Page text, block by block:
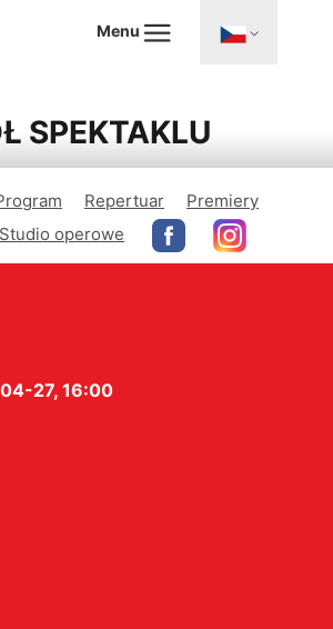
Menu
SPEKTAKLU
Repertuar
Premiery
Studio operowe
27, 16:00